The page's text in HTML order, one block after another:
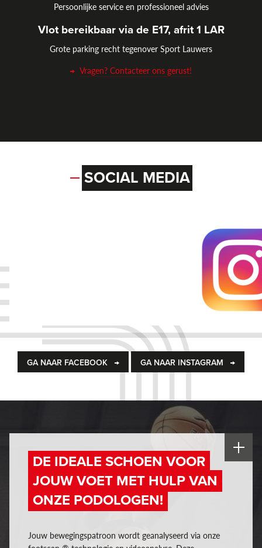
Persoonlijke service en professioneel advies
Vlot bereikbaar via de E17, afrit 1 LAR
Grote parking recht tegenover Sport Lauwers
Vragen? Contacteer ons gerust!
SOCIAL MEDIA
GA NAAR FACEBOOK GA NAAR INSTAGRAM
DE IDEALE SCHOEN VOOR
JOUW VOET MET HULP VAN
ONZE PODOLOGEN!
Jouw bewegingspatroon wordt geanalyseerd via onze